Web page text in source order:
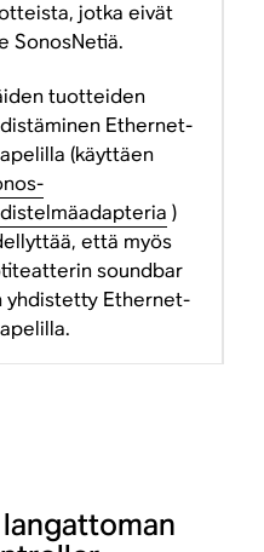
jotka eivät
SonosNetiä.
tuotteiden
Ethernet-
(käyttäen
)
että myös
soundbar
yhdistetty Ethernet-